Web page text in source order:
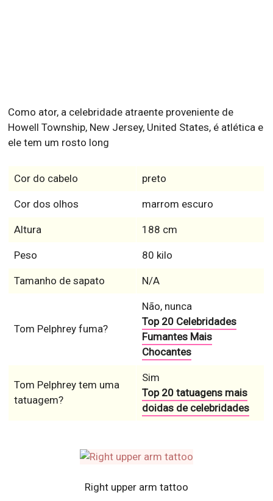
Como ator, a celebridade atraente proveniente de
Howell Township, New Jersey, United States, é atlética e
ele tem um rosto long
Cor do cabelo preto
Cor dos olhos marrom escuro
Altura 188 cm
Peso 80 kilo
Tamanho de sapato N/A
Tom Pelphrey fuma?
Não, nunca
Top 20 Celebridades
Fumantes Mais
Chocantes
Tom Pelphrey tem uma
tatuagem?
Sim
Top 20 tatuagens mais
doidas de celebridades
Right upper arm tattoo